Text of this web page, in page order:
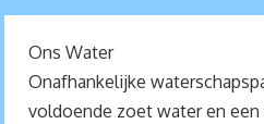
Ons Water
Onafhankelijke
voldoende zoet water en